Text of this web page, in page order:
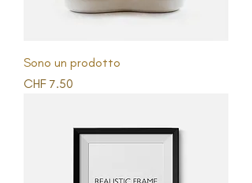
Sono un prodotto
Prezzo
CHF 7.50